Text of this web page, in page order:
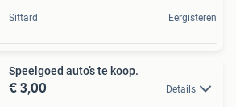
Sittard Eergisteren
Speelgoed auto’s te koop.
€ 3,00 Details